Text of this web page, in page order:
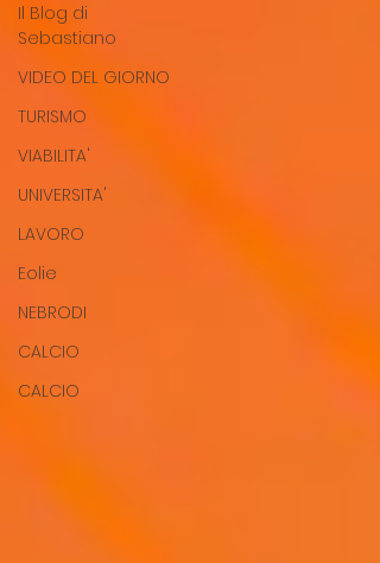
Il Blog di
Sebastiano
VIDEO DEL GIORNO
TURISMO
VIABILITA'
UNIVERSITA'
LAVORO
Eolie
NEBRODI
CALCIO
CALCIO